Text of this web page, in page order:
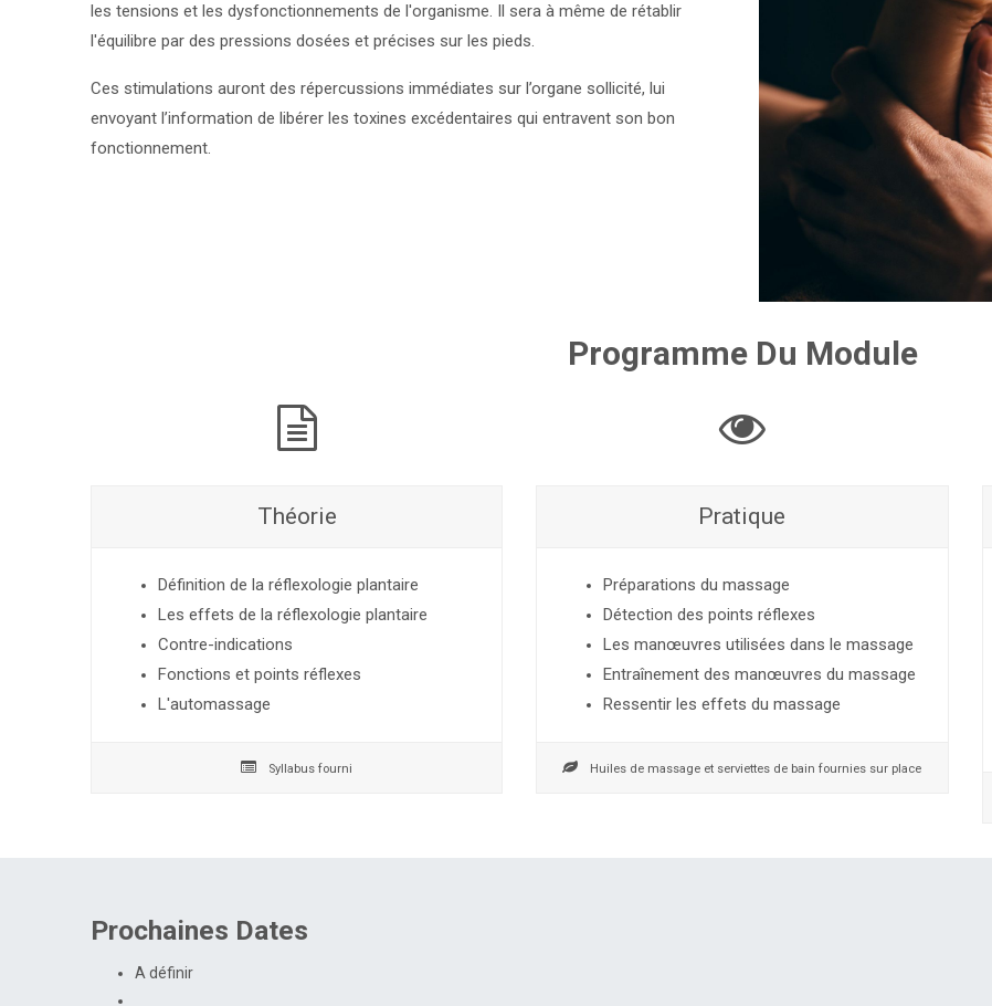
les tensions et les dysfonctionnements de l'organisme. Il sera à même de rétablir
l'équilibre par des pressions dosées et précises sur les pieds.
Ces stimulations auront des répercussions immédiates sur l’organe sollicité, lui
envoyant l’information de libérer les toxines excédentaires qui entravent son bon
fonctionnement.
Programme Du Module
Théorie
Définition de la réflexologie plantaire
Les effets de la réflexologie plantaire
Contre-indications
Fonctions et points réflexes
L'automassage
Syllabus fourni
Pratique
Préparations du massage
Détection des points réflexes
Les manœuvres utilisées dans le massage
Entraînement des manœuvres du massage
Ressentir les effets du massage
Huiles de massage et serviettes de bain fournies sur place
Prochaines Dates
A définir